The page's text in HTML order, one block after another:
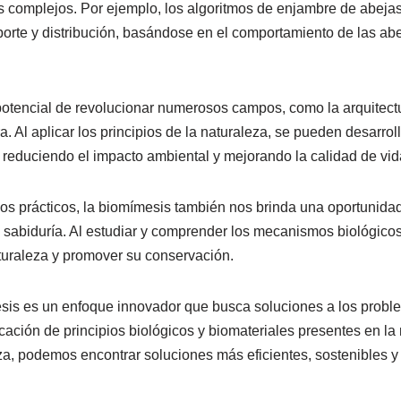
complejos. Por ejemplo, los algoritmos de enjambre de
y distribución, basándose en el comportamiento de las
de revolucionar numerosos campos, como la
Al aplicar los principios de la naturaleza, se pueden
el impacto ambiental y mejorando la calidad de
prácticos, la biomímesis también nos brinda una
Al estudiar y comprender los mecanismos
y promover su conservación.
es un enfoque innovador que busca soluciones a los
de principios biológicos y biomateriales presentes en la
podemos encontrar soluciones más eficientes, sostenibles